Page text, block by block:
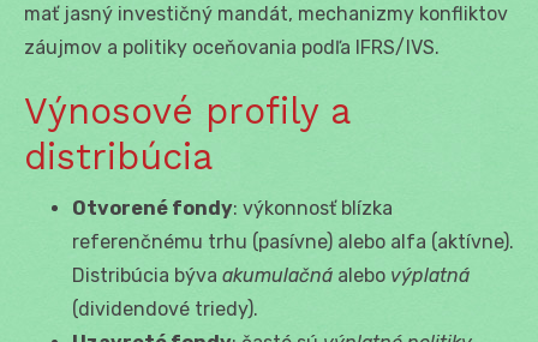
mať jasný investičný mandát, mechanizmy konfliktov
záujmov a politiky oceňovania podľa IFRS/IVS.
Výnosové profily a
distribúcia
Otvorené fondy: výkonnosť blízka
referenčnému trhu (pasívne) alebo alfa (aktívne).
Distribúcia býva akumulačná alebo výplatná
(dividendové triedy).